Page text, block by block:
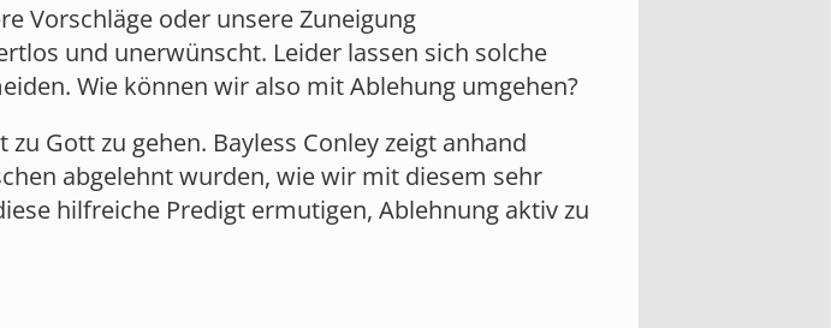
Vorschläge oder unsere Zuneigung
und unerwünscht. Leider lassen sich solche
Wie können wir also mit Ablehung umgehen?
Gott zu gehen. Bayless Conley zeigt anhand
abgelehnt wurden, wie wir mit diesem sehr
hilfreiche Predigt ermutigen, Ablehnung aktiv zu